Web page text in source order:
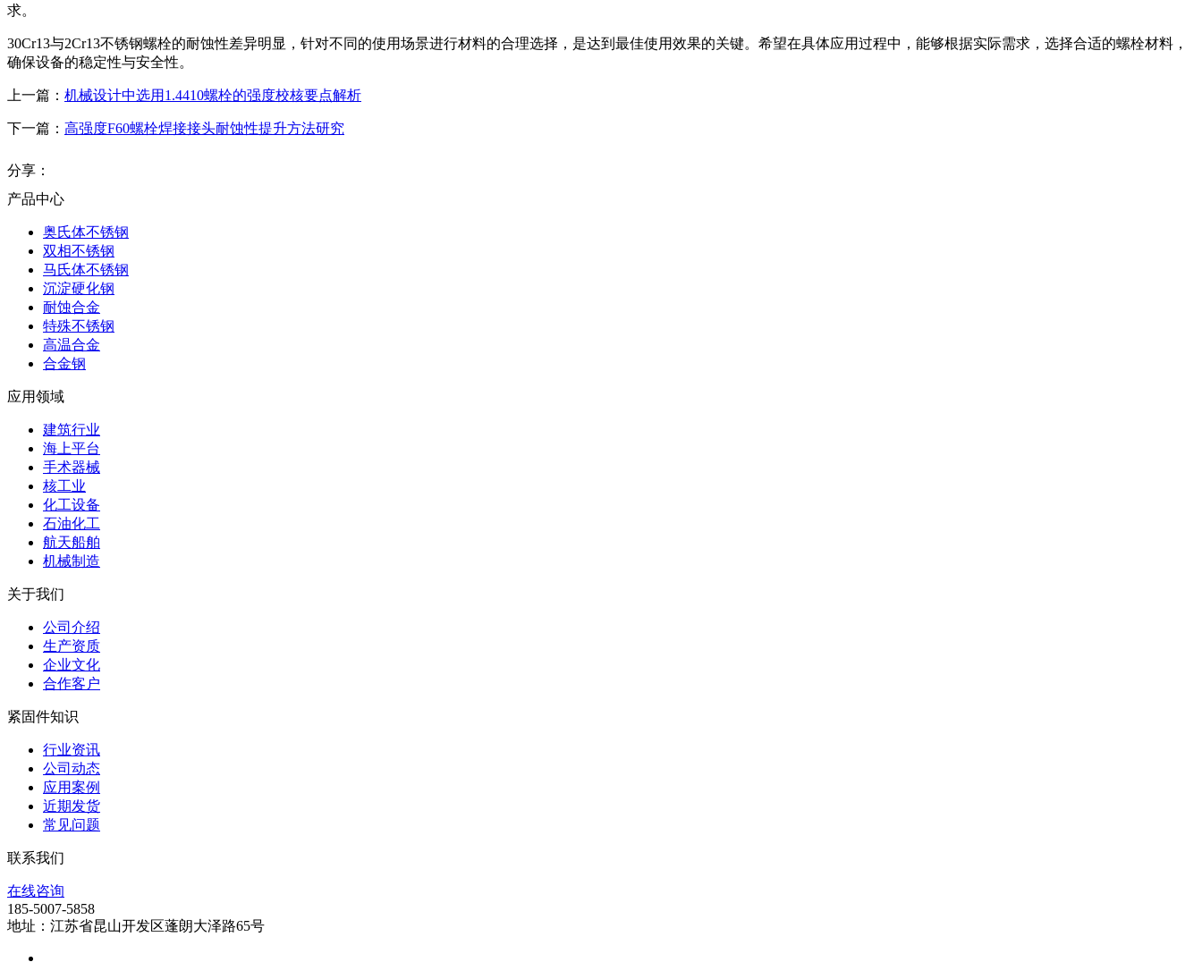
求。
30Cr13与2Cr13不锈钢螺栓的耐蚀性差异明显，针对不同的使用场景进行材料的合理选择，是达到最佳使用效果的关键。希望在具体应用过程中，能够根据实际需求，选择合适的螺栓材料，
确保设备的稳定性与安全性。
上一篇： 机械设计中选用1.4410螺栓的强度校核要点解析
下一篇： 高强度F60螺栓焊接接头耐蚀性提升方法研究
分享：
产品中心
奥氏体不锈钢
双相不锈钢
马氏体不锈钢
沉淀硬化钢
耐蚀合金
特殊不锈钢
高温合金
合金钢
应用领域
建筑行业
海上平台
手术器械
核工业
化工设备
石油化工
航天船舶
机械制造
关于我们
公司介绍
生产资质
企业文化
合作客户
紧固件知识
行业资讯
公司动态
应用案例
近期发货
常见问题
联系我们
在线咨询
185-5007-5858
地址：江苏省昆山开发区蓬朗大泽路65号